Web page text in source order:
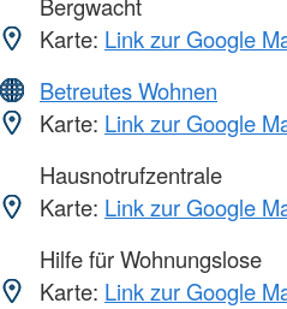
Bergwacht
Karte: Link zur Google
Betreutes Wohnen
Karte: Link zur Google
Hausnotrufzentrale
Karte: Link zur Google
Hilfe für Wohnungslose
Karte: Link zur Google